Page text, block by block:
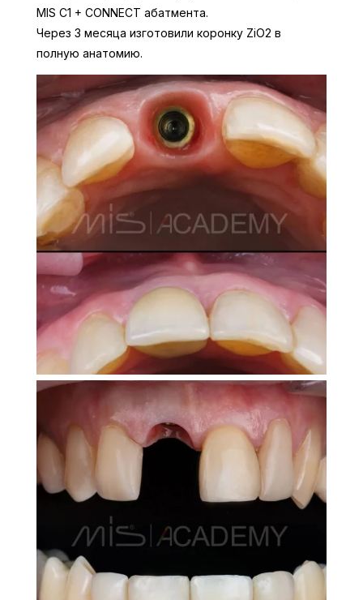
MIS C1 + CONNECT абатмента.
Через 3 месяца изготовили коронку ZiO2 в
полную анатомию.